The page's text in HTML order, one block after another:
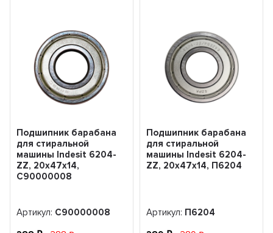
Подшипник барабана
для стиральной
машины Indesit 6204-
ZZ, 20x47x14,
C90000008
Артикул: C90000008
Подшипник барабана
для стиральной
машины Indesit 6204-
ZZ, 20x47x14, П6204
Артикул: П6204